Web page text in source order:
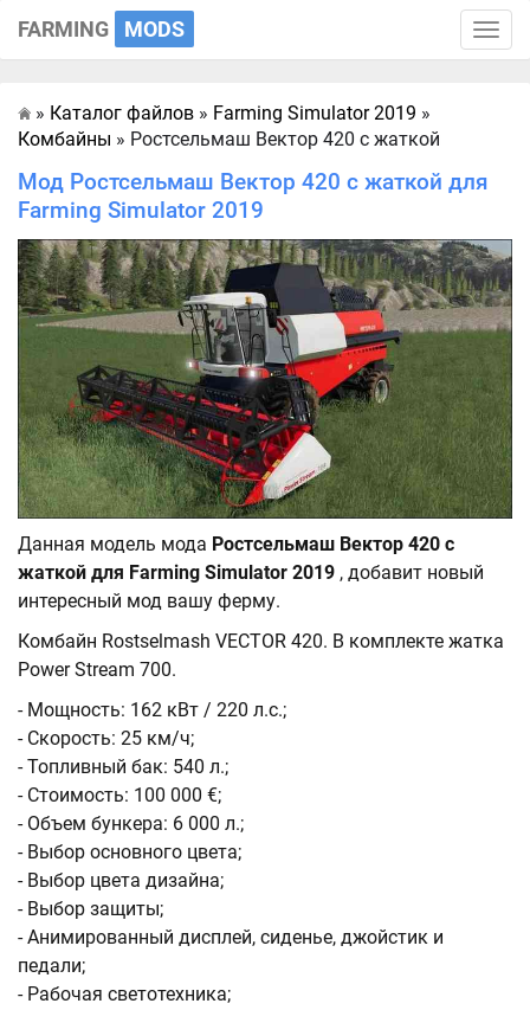
Toggle
FARMING MODS
Главная
» Каталог файлов » Farming Simulator 2019 »
Комбайны » Ростсельмаш Вектор 420 с жаткой
Мод Ростсельмаш Вектор 420 с жаткой для
Farming Simulator 2019
Данная модель мода Ростсельмаш Вектор 420 с
жаткой для Farming Simulator 2019 , добавит новый
интересный мод вашу ферму.
Комбайн Rostselmash VECTOR 420. В комплекте жатка
Power Stream 700.
- Мощность: 162 кВт / 220 л.с.;
- Скорость: 25 км/ч;
- Топливный бак: 540 л.;
- Стоимость: 100 000 €;
- Объем бункера: 6 000 л.;
- Выбор основного цвета;
- Выбор цвета дизайна;
- Выбор защиты;
- Анимированный дисплей, сиденье, джойстик и
педали;
- Рабочая светотехника;